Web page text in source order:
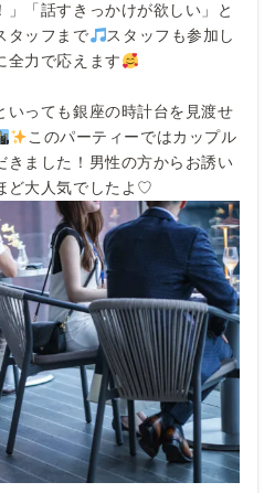
」「話すきっかけが欲しい」と
タッフまで
スタッフも参加し
全力で応えます
いっても銀座の時計台を見渡せ
このパーティーではカップル
きました！男性の方からお誘い
ど大人気でしたよ♡